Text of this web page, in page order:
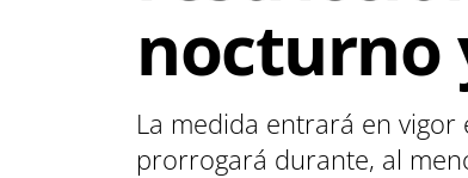
nocturno
La medida entrará en vigor
prorrogará durante, al